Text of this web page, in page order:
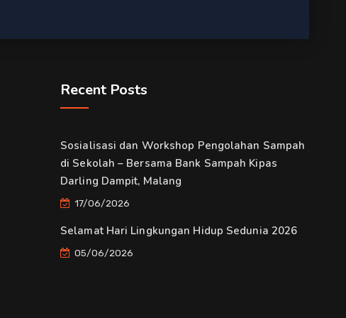
Recent Posts
Sosialisasi dan Workshop Pengolahan Sampah
di Sekolah – Bersama Bank Sampah Kipas
Darling Dampit, Malang
17/06/2026
Selamat Hari Lingkungan Hidup Sedunia 2026
05/06/2026